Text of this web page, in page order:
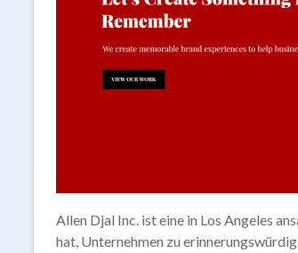
Allen Djal Inc. ist eine in Los Angeles
hat, Unternehmen zu